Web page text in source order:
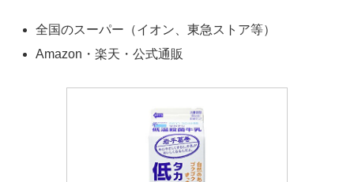
全国のスーパー（イオン、東急ストア等）
Amazon・楽天・公式通販